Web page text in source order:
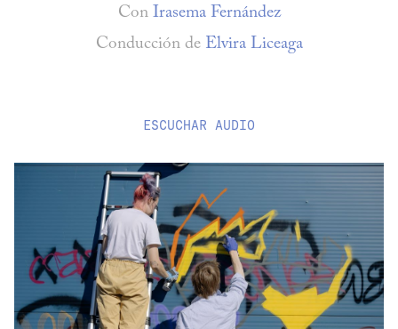
Con Irasema Fernández
Conducción de Elvira Liceaga
ESCUCHAR AUDIO